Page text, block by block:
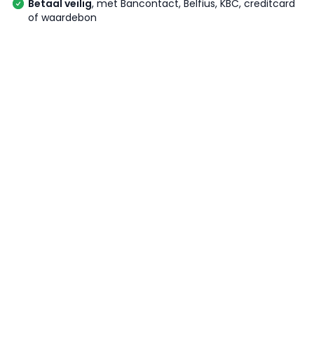
Betaal veilig, met Bancontact, Belfius, KBC, creditcard
of waardebon